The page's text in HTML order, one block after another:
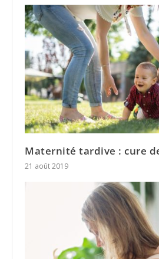
Maternité tardive : cure
21 août 2019